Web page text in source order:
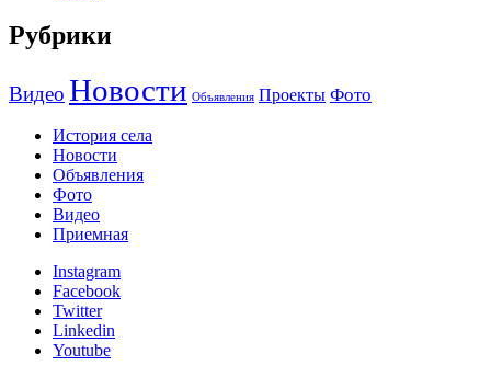
Рубрики
Видео Новости Объявления Проекты Фото
История села
Новости
Объявления
Фото
Видео
Приемная
Instagram
Facebook
Twitter
Linkedin
Youtube